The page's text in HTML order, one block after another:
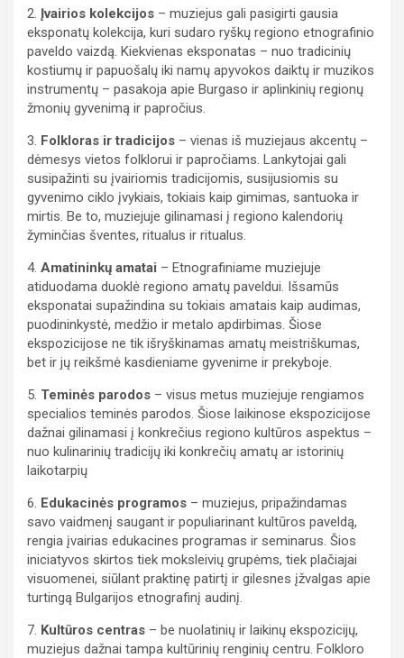
2. Įvairios kolekcijos – muziejus gali pasigirti gausia
eksponatų kolekcija, kuri sudaro ryškų regiono etnografinio
paveldo vaizdą. Kiekvienas eksponatas – nuo tradicinių
kostiumų ir papuošalų iki namų apyvokos daiktų ir muzikos
instrumentų – pasakoja apie Burgaso ir aplinkinių regionų
žmonių gyvenimą ir papročius.
3. Folkloras ir tradicijos – vienas iš muziejaus akcentų –
dėmesys vietos folklorui ir papročiams. Lankytojai gali
susipažinti su įvairiomis tradicijomis, susijusiomis su
gyvenimo ciklo įvykiais, tokiais kaip gimimas, santuoka ir
mirtis. Be to, muziejuje gilinamasi į regiono kalendorių
žyminčias šventes, ritualus ir ritualus.
4. Amatininkų amatai – Etnografiniame muziejuje
atiduodama duoklė regiono amatų paveldui. Išsamūs
eksponatai supažindina su tokiais amatais kaip audimas,
puodininkystė, medžio ir metalo apdirbimas. Šiose
ekspozicijose ne tik išryškinamas amatų meistriškumas,
bet ir jų reikšmė kasdieniame gyvenime ir prekyboje.
5. Teminės parodos – visus metus muziejuje rengiamos
specialios teminės parodos. Šiose laikinose ekspozicijose
dažnai gilinamasi į konkrečius regiono kultūros aspektus –
nuo kulinarinių tradicijų iki konkrečių amatų ar istorinių
laikotarpių
6. Edukacinės programos – muziejus, pripažindamas
savo vaidmenį saugant ir populiarinant kultūros paveldą,
rengia įvairias edukacines programas ir seminarus. Šios
iniciatyvos skirtos tiek moksleivių grupėms, tiek plačiajai
visuomenei, siūlant praktinę patirtį ir gilesnes įžvalgas apie
turtingą Bulgarijos etnografinį audinį.
7. Kultūros centras – be nuolatinių ir laikinų ekspozicijų,
muziejus dažnai tampa kultūrinių renginių centru. Folkloro